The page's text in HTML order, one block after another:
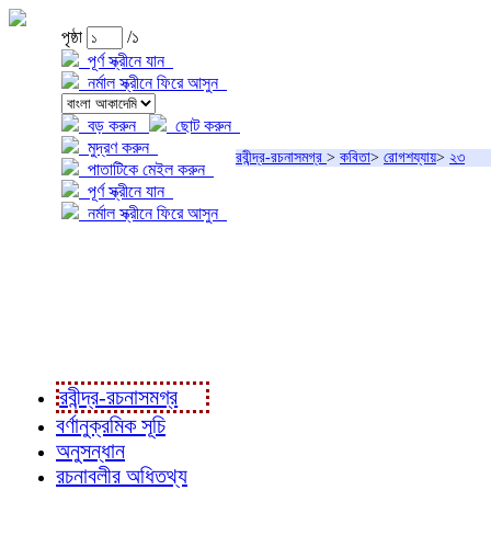
পৃষ্ঠা
/১
পূর্ণ স্ক্রীনে যান
নর্মাল স্ক্রীনে ফিরে আসুন
বড় করুন
ছোট করুন
মুদ্রণ করুন
পাতাটিকে মেইল করুন
পূর্ণ স্ক্রীনে যান
নর্মাল স্ক্রীনে ফিরে আসুন
রবীন্দ্র-রচনাসমগ্র > কবিতা> রোগশয্যায়> ২৩
রবীন্দ্র-রচনাসমগ্র
বর্ণানুক্রমিক সূচি
অনুসন্ধান
রচনাবলীর অধিতথ্য